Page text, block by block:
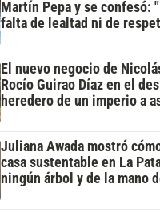
Martín Pepa y se confesó:
falta de lealtad ni de
El nuevo negocio de
Rocío Guirao Díaz en el
heredero de un imperio a
Juliana Awada mostró
casa sustentable en La
ningún árbol y de la mano